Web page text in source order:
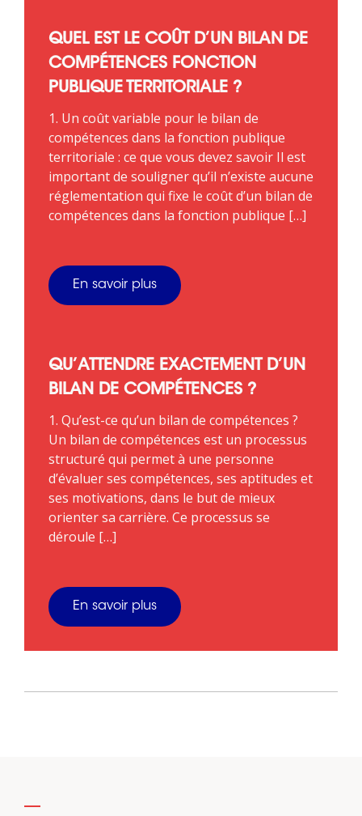
QUEL EST LE COÛT D’UN BILAN DE
COMPÉTENCES FONCTION
PUBLIQUE TERRITORIALE ?
1. Un coût variable pour le bilan de
compétences dans la fonction publique
territoriale : ce que vous devez savoir Il est
important de souligner qu’il n’existe aucune
réglementation qui fixe le coût d’un bilan de
compétences dans la fonction publique […]
En savoir plus
QU’ATTENDRE EXACTEMENT D’UN
BILAN DE COMPÉTENCES ?
1. Qu’est-ce qu’un bilan de compétences ?
Un bilan de compétences est un processus
structuré qui permet à une personne
d’évaluer ses compétences, ses aptitudes et
ses motivations, dans le but de mieux
orienter sa carrière. Ce processus se
déroule […]
En savoir plus